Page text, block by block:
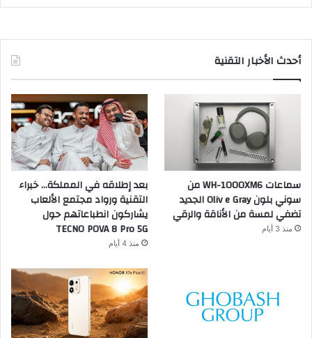
أحدث الأخبار التقنية
سماعات WH-1000XM6 من
سوني بلون Oliv e Gray الجديد
تضفي لمسة من الأناقة والرقي
منذ 3 أيام
بعد إطلاقه في المملكة… خبراء
التقنية ورواد مجتمع الألعاب
يشاركون انطباعاتهم حول
TECNO POVA 8 Pro 5G
منذ 4 أيام